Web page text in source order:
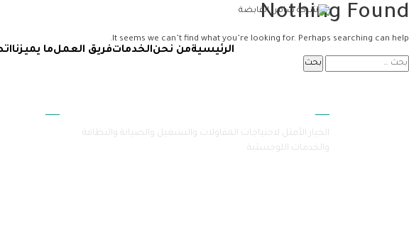
الرئيسيةمن نحنالخدماتفريق العملما يميزنا
Nothing Found
It seems we can’t find what you’re looking for. Perhaps searching can help.
الخيار الأمثل لاحتياجات المقاولات والتشغيل والصيانة والنظافة
والخدمات اللوجستية